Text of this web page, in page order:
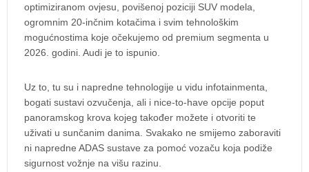
optimiziranom ovjesu, povišenoj poziciji SUV modela,
ogromnim 20-inčnim kotačima i svim tehnološkim
mogućnostima koje očekujemo od premium segmenta u
2026. godini. Audi je to ispunio.
Uz to, tu su i napredne tehnologije u vidu infotainmenta,
bogati sustavi ozvučenja, ali i nice-to-have opcije poput
panoramskog krova kojeg također možete i otvoriti te
uživati u sunčanim danima. Svakako ne smijemo zaboraviti
ni napredne ADAS sustave za pomoć vozaču koja podiže
sigurnost vožnje na višu razinu.